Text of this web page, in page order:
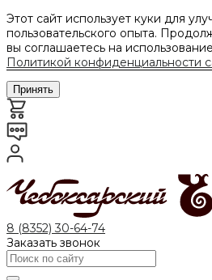
Этот сайт использует куки для
пользовательского опыта.
вы соглашаетесь на
Политикой конфиденциальности
Принять
8 (8352) 30-64-74
Заказать звонок